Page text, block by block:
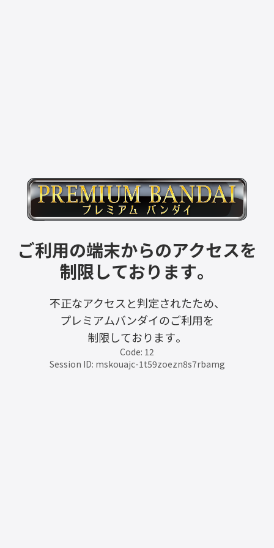
ご利用の端末からのアクセスを
制限しております。
不正なアクセスと判定されたため、
プレミアムバンダイのご利用を
制限しております。
Code: 12
Session ID: mskouajc-1t59zoezn8s7rbamg